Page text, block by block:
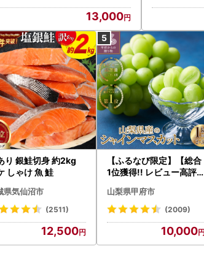
13,000
り 銀鮭切身 約2kg
しゃけ 魚 鮭
県気仙沼市
(2511)
12,500
【ふるなび限定】【総合
1位獲得!! レビュー高評価
〉山梨県産 シャインマス
カット 2～3房（1.0kg以
N-Limited-SP
山梨県甲府市
(2009)
10,000